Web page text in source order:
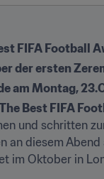
FIFA Football
der ersten
am Montag,
Best FIFA
und schritten
an diesem
im Oktober in